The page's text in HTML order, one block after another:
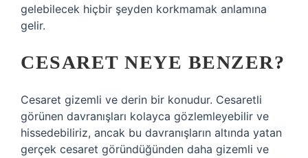
gelebilecek hiçbir şeyden korkmamak anlamına
gelir.
CESARET NEYE BENZER?
Cesaret gizemli ve derin bir konudur. Cesaretli
görünen davranışları kolayca gözlemleyebilir ve
hissedebiliriz, ancak bu davranışların altında yatan
gerçek cesaret göründüğünden daha gizemli ve